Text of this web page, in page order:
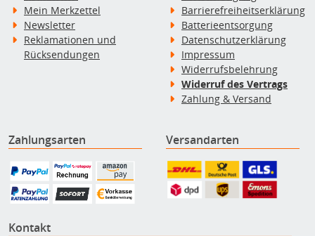
Mein Merkzettel
Newsletter
Reklamationen und
Rücksendungen
Barrierefreiheitserklärung
Batterieentsorgung
Datenschutzerklärung
Impressum
Widerrufsbelehrung
Widerruf des Vertrags
Zahlung & Versand
Zahlungsarten Versandarten
Kontakt